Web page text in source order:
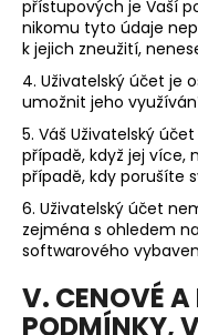
přístupových je Vaší
nikomu tyto údaje
k jejich zneužití,
4. Uživatelský účet je
umožnit jeho
5. Váš Uživatelský
případě, když jej více,
případě, kdy porušíte
6. Uživatelský účet
zejména s ohledem
softwarového
V. CENOVÉ A
PODMÍNKY,